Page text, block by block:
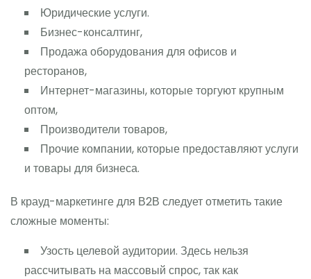
Юридические услуги.
Бизнес-консалтинг,
Продажа оборудования для офисов и
ресторанов,
Интернет-магазины, которые торгуют крупным
оптом,
Производители товаров,
Прочие компании, которые предоставляют услуги
и товары для бизнеса.
В крауд-маркетинге для В2В следует отметить такие
сложные моменты:
Узость целевой аудитории. Здесь нельзя
рассчитывать на массовый спрос, так как